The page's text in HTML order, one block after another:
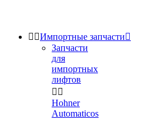
 Импортные запчасти
Запчасти
для
импортных
лифтов
 
Hohner
Automaticos